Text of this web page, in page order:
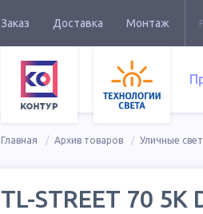
Заказ Доставка Монтаж
Главная Архив товаров Уличные
TL-STREET 70 5K